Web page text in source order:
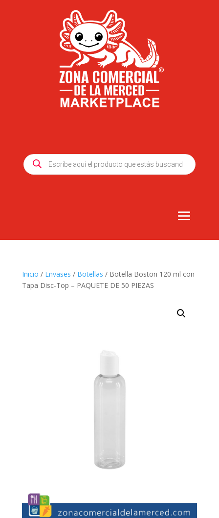
Products
search
Inicio / Envases / Botellas / Botella Boston 120 ml con
Tapa Disc-Top – PAQUETE DE 50 PIEZAS